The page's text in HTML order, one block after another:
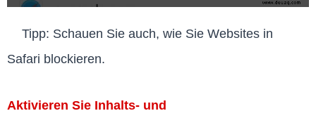
Tipp: Schauen Sie auch, wie Sie Websites in
Safari blockieren.
Aktivieren Sie Inhalts- und